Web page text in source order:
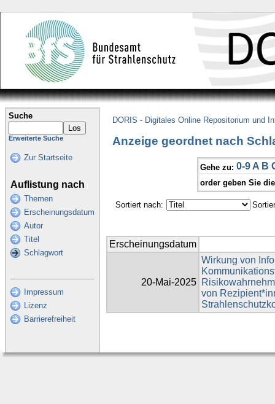
Suche
Erweiterte Suche
Zur Startseite
Auflistung nach
Themen
Erscheinungsdatum
Autor
Titel
Schlagwort
Impressum
Lizenz
Barrierefreiheit
DORIS - Digitales Online Repositorium und
Anzeige geordnet nach
Gehe zu: 0-9 A B
order geben Sie
Sortiert nach:
Erscheinungsdatum
20-Mai-2025
Wirkung von
von